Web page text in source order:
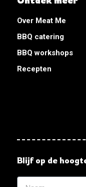
Over Meat Me
BBQ catering
BBQ workshops
Recepten
Blijf op de